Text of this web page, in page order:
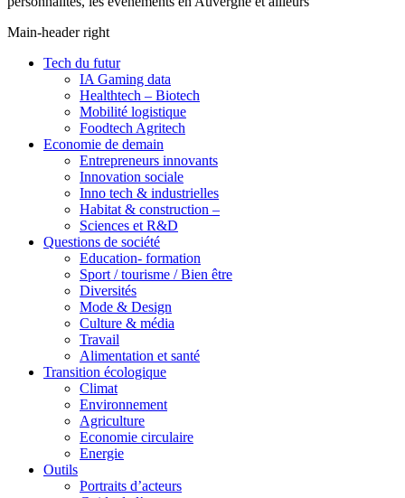
Main-header right
Tech du futur
IA Gaming data
Healthtech – Biotech
Mobilité logistique
Foodtech Agritech
Economie de demain
Entrepreneurs innovants
Innovation sociale
Inno tech & industrielles
Habitat & construction –
Sciences et R&D
Questions de société
Education- formation
Sport / tourisme / Bien être
Diversités
Mode & Design
Culture & média
Travail
Alimentation et santé
Transition écologique
Climat
Environnement
Agriculture
Economie circulaire
Energie
Outils
Portraits d’acteurs